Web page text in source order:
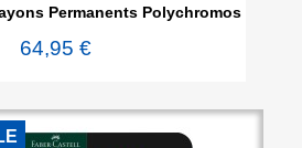
Permanents Polychromos
64,95 €